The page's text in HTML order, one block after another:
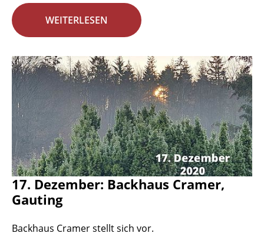
WEITERLESEN
17. Dezember: Backhaus Cramer,
Gauting
Backhaus Cramer stellt sich vor.